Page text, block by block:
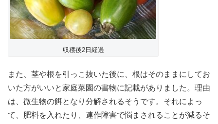
収穫後2日経過
また、茎や根を引っこ抜いた後に、根はそのままにしてお
いた方がいいと家庭菜園の書物に記載がありました。理由
は、微生物の餌となり分解されるそうです。それによっ
て、肥料を入れたり、連作障害で悩まされることが減るそ